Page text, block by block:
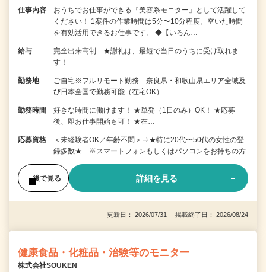
仕事内容
おうちでお仕事ができる『美容系モニター』として活躍して
ください！ 1案件の作業時間は5分〜10分程度。空いた時間
を有効活用できるお仕事です。 ◆【いろん…
給与
完全出来高制 ★謝礼は、最短で当日のうちに受け取れま
す！
勤務地
ご自宅※フルリモート勤務 奈良県・和歌山県エリア全域及
び日本全国で勤務可能（在宅OK）
勤務時間
好きな時間に働けます！ ★単発（1日のみ）OK！ ★応募
後、即お仕事開始も可！ ★在…
応募資格
＜未経験者OK／年齢不問＞⇒★特に20代〜50代の女性の登
録多数★ ※スマートフォンもしくはパソコンをお持ちの方
後で見る 詳細を見る
更新日： 2026/07/31 掲載終了日： 2026/08/24
健康食品・化粧品・治験等のモニター
株式会社SOUKEN